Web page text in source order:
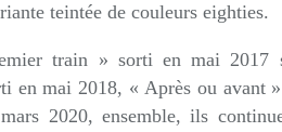
teintée de couleurs eighties.
train » sorti en mai 2017
en mai 2018, « Après ou avant
2020, ensemble, ils